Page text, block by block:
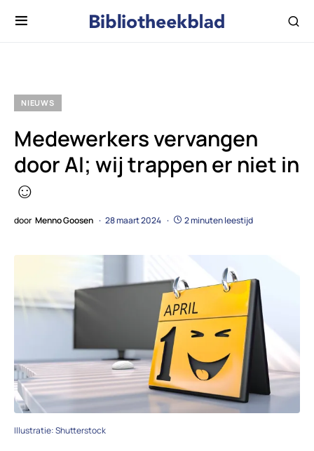
NIEUWS
Medewerkers vervangen
door AI; wij trappen er niet in
☺
door Menno Goosen 28 maart 2024 2 minuten leestijd
Illustratie: Shutterstock